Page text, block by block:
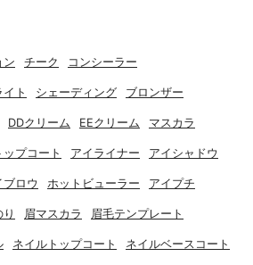
ン チーク コンシーラー
ト シェーディング ブロンザー
DDクリーム EEクリーム マスカラ
プコート アイライナー アイシャドウ
ブロウ ホットビューラー アイプチ
眉マスカラ 眉毛テンプレート
ネイルトップコート ネイルベースコート